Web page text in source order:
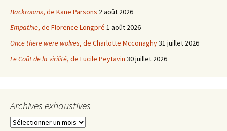
Backrooms, de Kane Parsons 2 août 2026
Empathie, de Florence Longpré 1 août 2026
Once there were wolves, de Charlotte Mcconaghy31 juillet 2026
Le Coût de la virilité, de Lucile Peytavin 30 juillet 2026
Archives exhaustives
Archives